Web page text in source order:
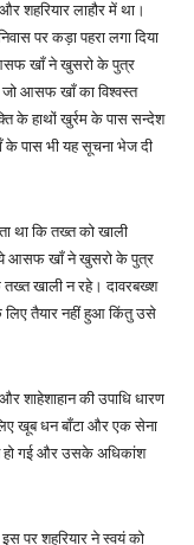
शहरियार लाहौर में था।
पर कड़ा पहरा लगा दिया
खाँ ने खुसरो के पुत्र
जो आसफ खाँ का विश्वस्त
के हाथों खुर्रम के पास सन्देश
के पास भी यह सूचना भेज दी
था कि तख्त को खाली
आसफ खाँ ने खुसरो के पुत्र
तख्त खाली न रहे। दावरबख्श
लिए तैयार नहीं हुआ किंतु उसे
शाहेशाहान की उपाधि धारण
खूब धन बाँटा और एक सेना
हो गई और उसके अधिकांश
पर शहरियार ने स्वयं को